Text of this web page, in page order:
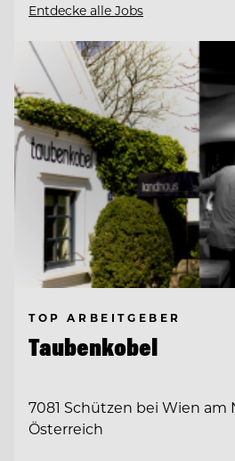
Entdecke alle Jobs
TOP ARBEITGEBER
Taubenkobel
7081 Schützen bei Wien am
Österreich